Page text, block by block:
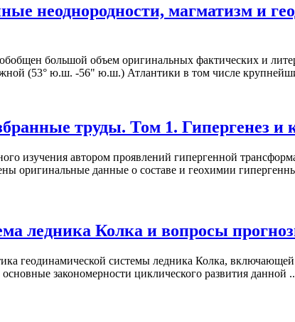
неоднородности, магматизм и
большой объем оригинальных фактических и
(53° ю.ш. -56" ю.ш.) Атлантики в том числе
труды. Том 1. Гипергенез
изучения автором проявлений гипергенной
оригинальные данные о составе и геохимии
ледника Колка и вопросы
геодинамической системы ледника Колка,
закономерности циклического развития данной